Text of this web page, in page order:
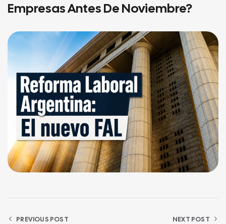
Empresas Antes De Noviembre?
PREVIOUS POST NEXT POST